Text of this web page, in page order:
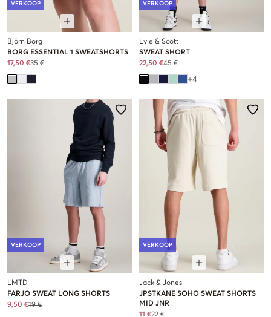
VERKOOP
Björn Borg
BORG ESSENTIAL 1 SWEATSHORTS
17,50 €35 €
VERKOOP
Lyle & Scott
SWEAT SHORT
22,50 €45 €
+4
VERKOOP
LMTD
FARJO SWEAT LONG SHORTS
9,50 €19 €
VERKOOP
Jack & Jones
JPSTKANE SOHO SWEAT SHORTS
MID JNR
11 €22 €